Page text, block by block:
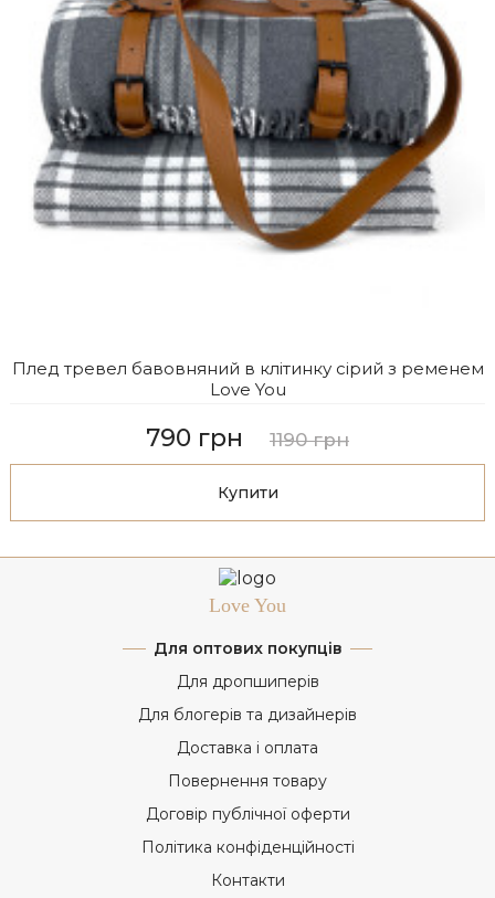
Плед тревел бавовняний в клітинку сірий з ременем
Love You
790 грн 1190 грн
Купити
Love You
Для оптових покупців
Для дропшиперів
Для блогерів та дизайнерів
Доставка і оплата
Повернення товару
Договір публічної оферти
Політика конфіденційності
Контакти